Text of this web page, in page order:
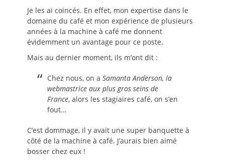
Je les ai coincés. En effet, mon expertise dans le
domaine du café et mon expérience de plusieurs
années à la machine à café me donnent
évidemment un avantage pour ce poste.
Mais au dernier moment, ils m’ont dit :
Chez nous, on a Samanta Anderson, la
webmastrice aux plus gros seins de
France, alors les stagiaires café, on s’en
fout…
C’est dommage, il y avait une super banquette à
côté de la machine à café. J’aurais bien aimé
bosser chez eux !